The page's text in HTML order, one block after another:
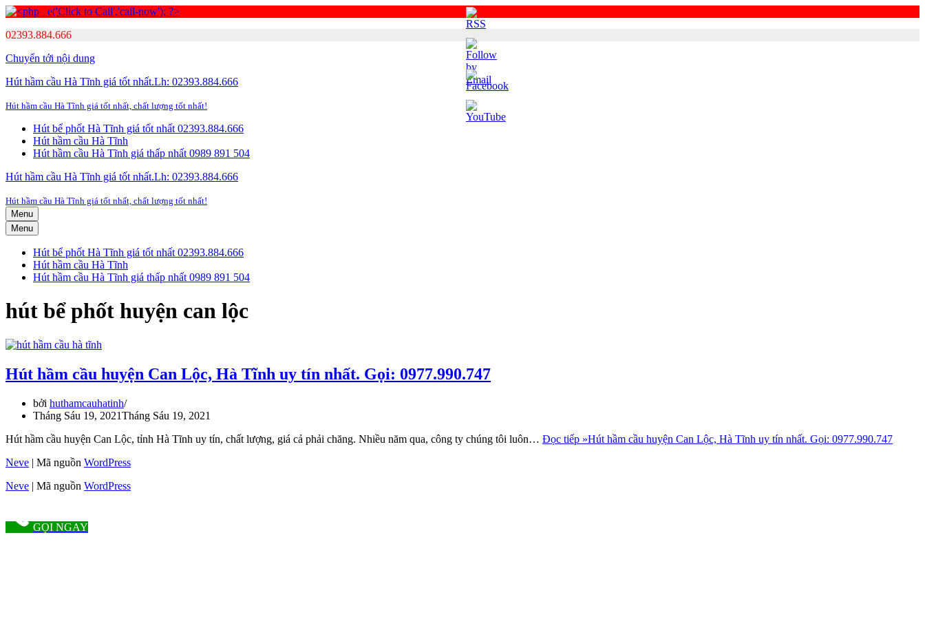
02393.884.666
Chuyển tới nội dung
Hút hầm cầu Hà Tĩnh giá tốt nhất.Lh: 02393.884.666
Hút hầm cầu Hà Tĩnh giá tốt nhất, chất lượng tốt nhất!
Hút bể phốt Hà Tĩnh giá tốt nhất 02393.884.666
Hút hầm cầu Hà Tĩnh
Hút hầm cầu Hà Tĩnh giá thấp nhất 0989 891 504
Hút hầm cầu Hà Tĩnh giá tốt nhất.Lh: 02393.884.666
Hút hầm cầu Hà Tĩnh giá tốt nhất, chất lượng tốt nhất!
Menu
Menu
Hút bể phốt Hà Tĩnh giá tốt nhất 02393.884.666
Hút hầm cầu Hà Tĩnh
Hút hầm cầu Hà Tĩnh giá thấp nhất 0989 891 504
hút bể phốt huyện can lộc
Hút hầm cầu huyện Can Lộc, Hà Tĩnh uy tín nhất. Gọi: 0977.990.747
bởi huthamcauhatinh
Tháng Sáu 19, 2021Tháng Sáu 19, 2021
Hút hầm cầu huyện Can Lộc, tỉnh Hà Tĩnh uy tín, chất lượng, giá cả phải chăng. Nhiều năm qua, công ty chúng tôi luôn… Đọc tiếp »Hút hầm cầu huyện Can Lộc, Hà Tĩnh uy tín nhất. Gọi: 0977.990.747
Neve | Mã nguồn WordPress
Neve | Mã nguồn WordPress
GỌI NGAY